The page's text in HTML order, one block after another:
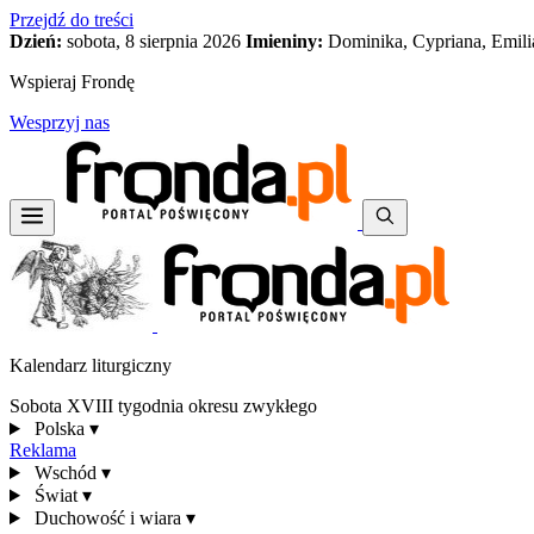
Przejdź do treści
Dzień: sobota, 8 sierpnia 2026 Imieniny: Dominika, Cypriana,
Wspieraj Frondę
Wesprzyj nas
Kalendarz liturgiczny
Sobota XVIII tygodnia okresu zwykłego
Polska ▾
Reklama
Wschód ▾
Świat ▾
Duchowość i wiara ▾